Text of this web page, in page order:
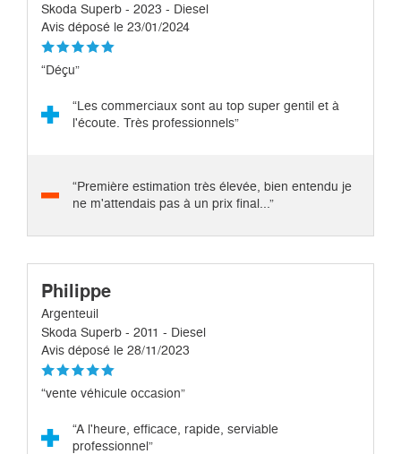
Skoda Superb - 2023 - Diesel
Avis déposé le 23/01/2024
“Déçu”
“Les commerciaux sont au top super gentil et à
l'écoute. Très professionnels”
“Première estimation très élevée, bien entendu je
ne m'attendais pas à un prix final...”
Philippe
Argenteuil
Skoda Superb - 2011 - Diesel
Avis déposé le 28/11/2023
“vente véhicule occasion”
“A l'heure, efficace, rapide, serviable
professionnel”